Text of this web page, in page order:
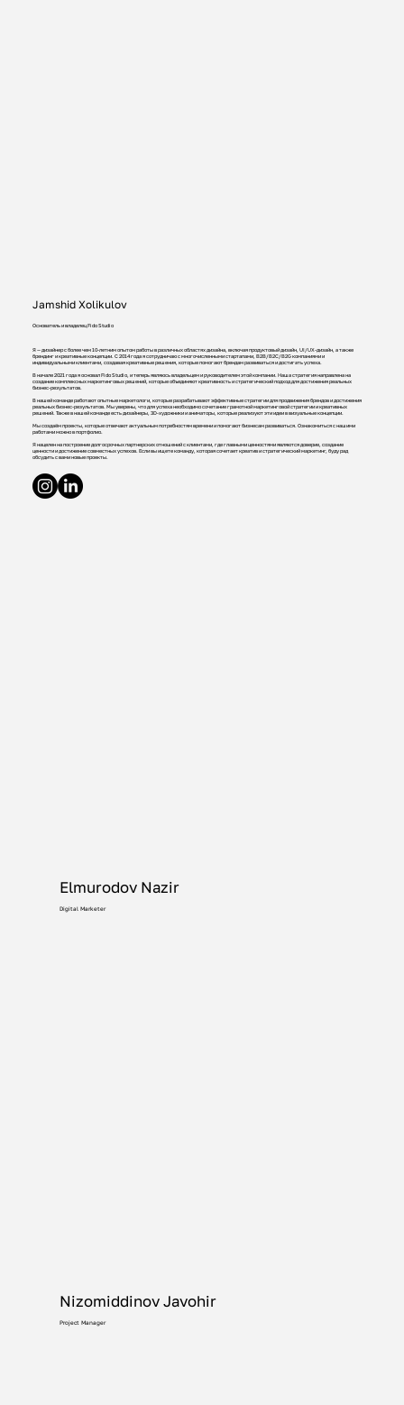
Jamshid Xolikulov
Основатель и владелец Fido Studio
Я — дизайнер с более чем 10-летним опытом работы в различных областях дизайна, включая продуктовый дизайн, UI/UX-дизайн, а также
брендинг и креативные концепции. С 2014 года я сотрудничаю с многочисленными стартапами, B2B/B2C/B2G компаниями и
индивидуальными клиентами, создавая креативные решения, которые помогают брендам развиваться и достигать успеха.
В начале 2021 года я основал Fido Studio, и теперь являюсь владельцем и руководителем этой компании. Наша стратегия направлена на
создание комплексных маркетинговых решений, которые объединяют креативность и стратегический подход для достижения реальных
бизнес-результатов.
В нашей команде работают опытные маркетологи, которые разрабатывают эффективные стратегии для продвижения брендов и достижения
реальных бизнес-результатов. Мы уверены, что для успеха необходимо сочетание грамотной маркетинговой стратегии и креативных
решений. Также в нашей команде есть дизайнеры, 3D-художники и аниматоры, которые реализуют эти идеи в визуальные концепции.
Мы создаём проекты, которые отвечают актуальным потребностям времени и помогают бизнесам развиваться. Ознакомиться с нашими
работами можно в портфолио.
Я нацелен на построение долгосрочных партнерских отношений с клиентами, где главными ценностями являются доверие, создание
ценности и достижение совместных успехов. Если вы ищете команду, которая сочетает креатив и стратегический маркетинг, буду рад
обсудить с вами новые проекты.
Digital Marketer
Elmurodov Nazir
Project Manager
Nizomiddinov Javohir